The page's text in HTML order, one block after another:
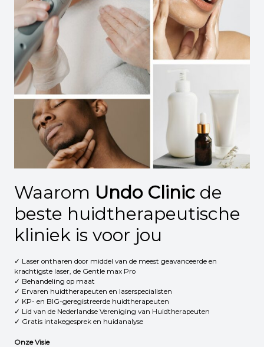
Waarom Undo Clinic de
beste huidtherapeutische
kliniek is voor jou
✓ Laser ontharen door middel van de meest geavanceerde en
krachtigste laser, de Gentle max Pro
✓ Behandeling op maat
✓ Ervaren huidtherapeuten en laserspecialisten
✓ KP- en BIG-geregistreerde huidtherapeuten
✓ Lid van de Nederlandse Vereniging van Huidtherapeuten
✓ Gratis intakegesprek en huidanalyse
Onze Visie